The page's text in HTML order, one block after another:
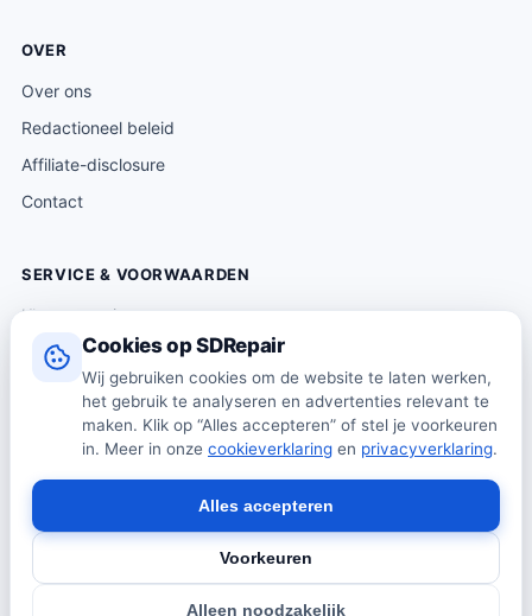
Cookies op SDRepair
Wij gebruiken cookies om de website te laten werken,
het gebruik te analyseren en advertenties relevant te
maken. Klik op “Alles accepteren” of stel je voorkeuren
in. Meer in onze cookieverklaring en privacyverklaring.
Alleen noodzakelijk
Voorkeuren
Alles accepteren
OVER
Over ons
Redactioneel beleid
Affiliate-disclosure
Contact
SERVICE & VOORWAARDEN
Klantenservice
Verzending & levering
Retourneren
Algemene voorwaarden